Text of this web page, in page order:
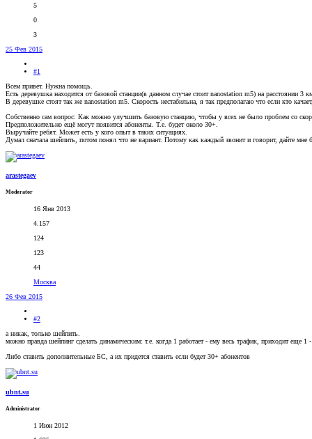
5
0
3
25 Фев 2015
#1
Всем привет. Нужна помощь.
Есть деревушка находится от базовой станции(в данном случае стоит nanostation m5) на расстоянии 3
В деревушке стоят так же nanostation m5. Скорость нестабильна, я так предполагаю что если кто
Собственно сам вопрос: Как можно улучшить базовую станцию, чтобы у всех не было проблем со
Предположительно ещё могут появится абоненты. Т.е. будет около 30+.
Выручайте ребят. Может есть у кого опыт в таких ситуациях.
Думал сначала шейпить, потом понял что не вариант. Потому как каждый звонит и говорит, дайте мне
arastegaev
Moderator
16 Янв 2013
4.157
124
123
44
Москва
26 Фев 2015
#2
а никак, только шейпить.
можно правда шейпинг сделать динамическим: т.е. когда 1 работает - ему весь трафик, приходит еще 1
Либо ставить дополнительные БС, а их придется ставить если будет 30+ абонентов
ubnt.su
Administrator
1 Июн 2012